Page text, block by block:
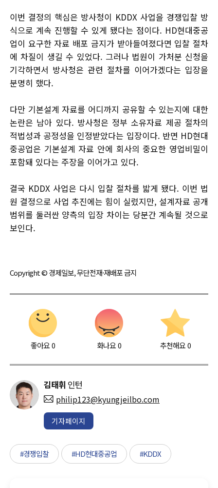
이번 결정의 핵심은 방사청이 KDDX 사업을 경쟁입찰 방
식으로 계속 진행할 수 있게 됐다는 점이다. HD현대중공
업이 요구한 자료 배포 금지가 받아들여졌다면 입찰 절차
에 차질이 생길 수 있었다. 그러나 법원이 가처분 신청을
기각하면서 방사청은 관련 절차를 이어가겠다는 입장을
분명히 했다.
다만 기본설계 자료를 어디까지 공유할 수 있는지에 대한
논란은 남아 있다. 방사청은 정부 소유자료 제공 절차의
적법성과 공정성을 인정받았다는 입장이다. 반면 HD현대
중공업은 기본설계 자료 안에 회사의 중요한 영업비밀이
포함돼 있다는 주장을 이어가고 있다.
결국 KDDX 사업은 다시 입찰 절차를 밟게 됐다. 이번 법
원 결정으로 사업 추진에는 힘이 실렸지만, 설계자료 공개
범위를 둘러싼 양측의 입장 차이는 당분간 계속될 것으로
보인다.
Copyright © 경제일보, 무단전재·재배포 금지
좋아요0 화나요0 추천해요 0
김태휘 인턴
philip123@kyungjeilbo.com
기자페이지
#경쟁입찰 #HD현대중공업 #KDDX